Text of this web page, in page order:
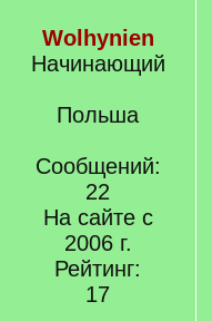
Wolhynien
Начинающий
Польша
Сообщений:
22
На сайте с
2006 г.
Рейтинг:
17